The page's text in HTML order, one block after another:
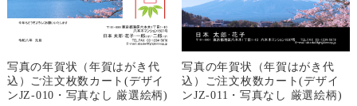
写真の年賀状（年賀はがき代
込）ご注文枚数カート(デザイ
ンJZ-010・写真なし 厳選絵柄)
写真の年賀状（年賀はがき代
込）ご注文枚数カート(デザイ
ンJZ-011・写真なし 厳選絵柄)